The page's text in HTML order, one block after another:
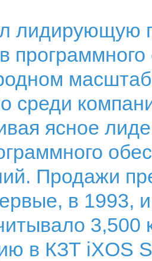
лидирующую
среди
ясное
Продажи
в 1993,
3,500
в КЗТ iXOS